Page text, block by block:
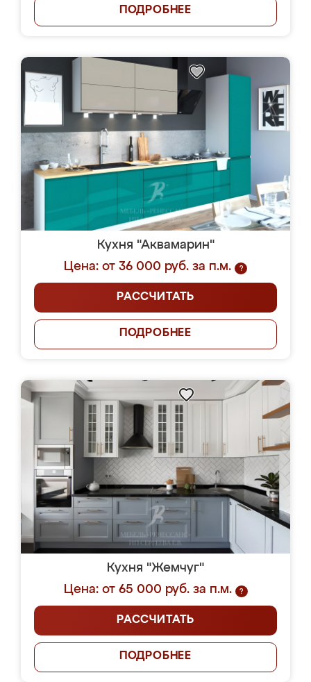
ПОДРОБНЕЕ
Кухня "Аквамарин"
Цена: от 36 000 руб. за п.м.
?
РАССЧИТАТЬ
ПОДРОБНЕЕ
Кухня "Жемчуг"
Цена: от 65 000 руб. за п.м.
?
РАССЧИТАТЬ
ПОДРОБНЕЕ